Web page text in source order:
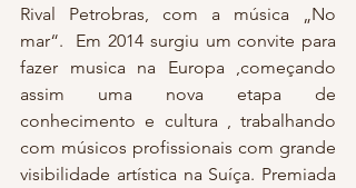
Rival Petrobras, com a música „No
mar“.  Em 2014 surgiu um convite para
fazer musica na Europa ,começando
assim uma nova etapa de
conhecimento e cultura , trabalhando
com músicos profissionais com grande
visibilidade artística na Suíça. Premiada